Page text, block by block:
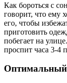
Как бороться с
говорит, что ему
его, чтобы
приготовить
побегает на
проспит часа 3-4